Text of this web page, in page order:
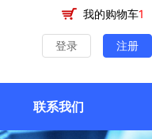
登录 注册
我的购物车1
联系我们